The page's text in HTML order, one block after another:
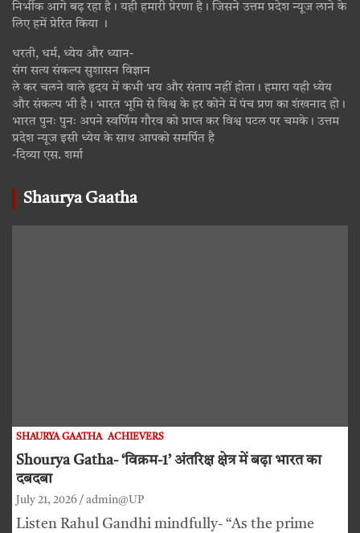
निर्भीक आगे बढ़ रहा है। यही हमारी प्रेरणा है। जिसने उत्तम प्रदेश न्यूज लाने के
लिए हमें प्रेरित किया ।
धरती, धर्म, ध्येय और ध्यान-
संग सत्य संकल्प सुशासन विज्ञान
ले कर चलने वाले हृदय में कभी भय और संताप नहीं होता। हमारा यही ध्येय
और संकल्प भी है। भारत भूमि से विश्व के हर कोने में पंच प्रण का शंखनाद हो।
भारत पुनः पुनः अपने स्वर्णिम गौरव को प्राप्त कर विश्व पटल पर चमके। उत्तम
प्रदेश न्यूज इसी ध्येय के साथ आपको समर्पित है
-दिव्या एस. शर्मा
Shaurya Gaatha
SHAURYA GAATHA ACHIEVERS
Shourya Gatha- ‘विक्रम-1’ अंतरिक्ष क्षेत्र में बढ़ा भारत का
दबदबा
July 21, 2026 admin@UP
Listen Rahul Gandhi mindfully- “As the prime